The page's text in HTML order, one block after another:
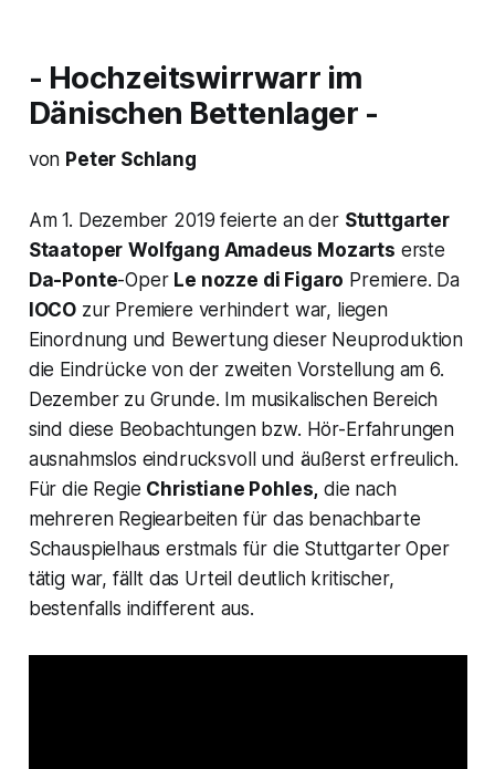
- Hochzeitswirrwarr im
Dänischen Bettenlager -
von Peter Schlang
Am 1. Dezember 2019 feierte an der Stuttgarter
Staatoper Wolfgang Amadeus Mozarts erste
Da-Ponte-Oper Le nozze di Figaro Premiere. Da
IOCO zur Premiere verhindert war, liegen
Einordnung und Bewertung dieser Neuproduktion
die Eindrücke von der zweiten Vorstellung am 6.
Dezember zu Grunde. Im musikalischen Bereich
sind diese Beobachtungen bzw. Hör-Erfahrungen
ausnahmslos eindrucksvoll und äußerst erfreulich.
Für die Regie Christiane Pohles, die nach
mehreren Regiearbeiten für das benachbarte
Schauspielhaus erstmals für die Stuttgarter Oper
tätig war, fällt das Urteil deutlich kritischer,
bestenfalls indifferent aus.